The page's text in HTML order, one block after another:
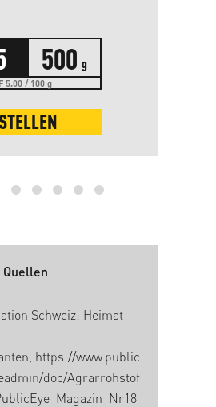
500 g
5.00 / 100 g
Schweiz: Heimat
https://www.public
doc/Agrarrohstof